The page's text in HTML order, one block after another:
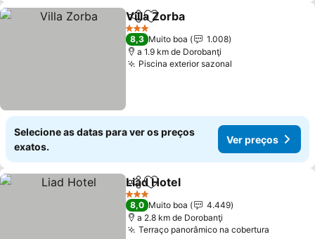
PartilharAdicionar aos favoritos
Villa Zorba
3 Estrelas
8,3 Muito boa
1.008
a 1.9 km de Dorobanţi
Piscina exterior sazonal
Selecione as datas para ver os preços
exatos.
Ver preços
PartilharAdicionar aos favoritos
Liad Hotel
3 Estrelas
8,0 Muito boa
4.449
a 2.8 km de Dorobanţi
Terraço panorâmico na cobertura